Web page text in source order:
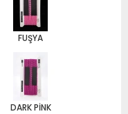
FUŞYA
DARK PİNK